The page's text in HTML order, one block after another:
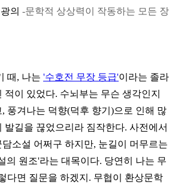
의 -문학적 상상력이 작동하는 모든 장
때, 나는 '수호전 무장 등급'이라는 졸라
적이 있었다. 수뇌부는 무슨 생각인지
풍겨나는 덕향(덕후 향기)으로 인해 많
발길을 끊었으리라 짐작한다. 사전에서
소설 어쩌구 하지만, 눈길이 머무르는
의 원조'라는 대목이다. 당연히 나는 무
다면 질문을 하겠지. 무협이 환상문학